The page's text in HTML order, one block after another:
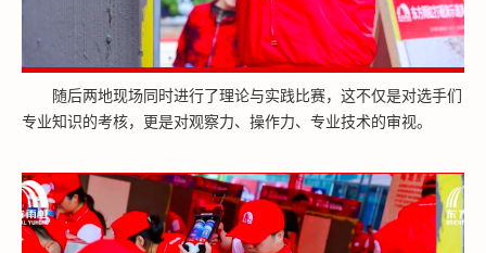
随后两地现场同时进行了理论与实践比赛，这不仅是对选手们
专业知识的考核，更是对观察力、操作力、专业技术的审视。